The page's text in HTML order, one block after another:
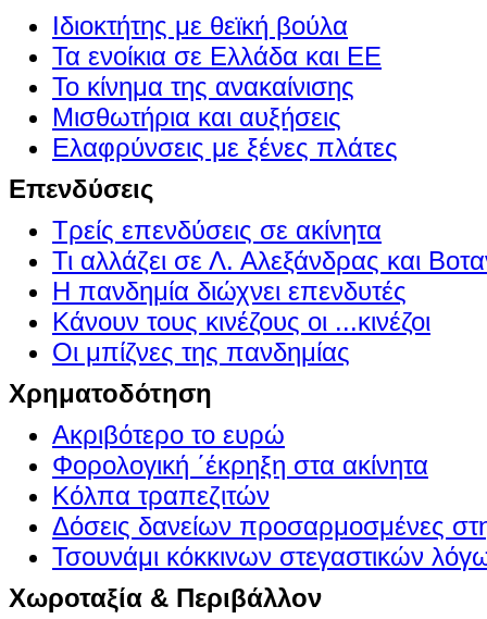
Ιδιοκτήτης με θεϊκή βούλα
Τα ενοίκια σε Ελλάδα και ΕΕ
Το κίνημα της ανακαίνισης
Μισθωτήρια και αυξήσεις
Ελαφρύνσεις με ξένες πλάτες
Επενδύσεις
Τρείς επενδύσεις σε ακίνητα
Τι αλλάζει σε Λ. Αλεξάνδρας και
Η πανδημία διώχνει επενδυτές
Κάνουν τους κινέζους οι ...κινέζοι
Οι μπίζνες της πανδημίας
Χρηματοδότηση
Ακριβότερο το ευρώ
Φορολογική ΄έκρηξη στα ακίνητα
Κόλπα τραπεζιτών
Δόσεις δανείων προσαρμοσμένες
Τσουνάμι κόκκινων στεγαστικών
Χωροταξία & Περιβάλλον